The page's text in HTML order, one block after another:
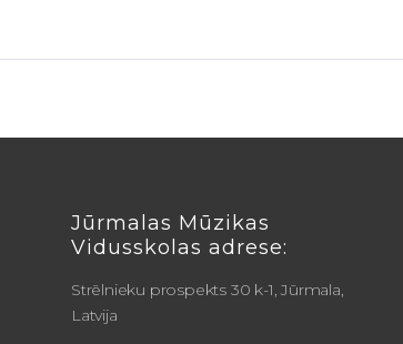
Jūrmalas Mūzikas
Vidusskolas adrese:
Strēlnieku prospekts 30 k-1, Jūrmala,
Latvija